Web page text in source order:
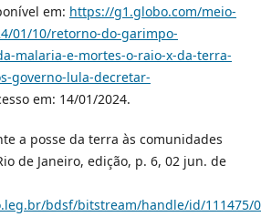
em: https://g1.globo.com/meio-
01/10/retorno-do-garimpo-
malaria-e-mortes-o-raio-x-da-terra-
governo-lula-decretar-
em: 14/01/2024.
a posse da terra às comunidades
de Janeiro, edição, p. 6, 02 jun. de
bdsf/bitstream/handle/id/111475/